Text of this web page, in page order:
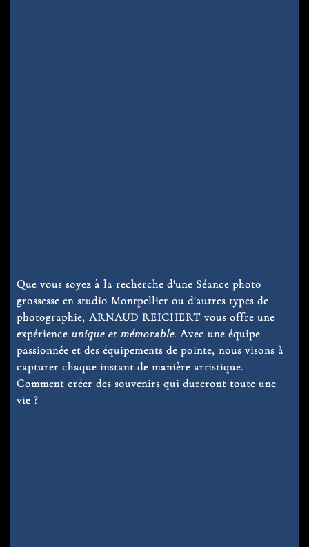
Que vous soyez à la recherche d'une Séance photo
grossesse en studio Montpellier ou d'autres types de
photographie, ARNAUD REICHERT vous offre une
expérience unique et mémorable. Avec une équipe
passionnée et des équipements de pointe, nous visons à
capturer chaque instant de manière artistique.
Comment créer des souvenirs qui dureront toute une
vie ?